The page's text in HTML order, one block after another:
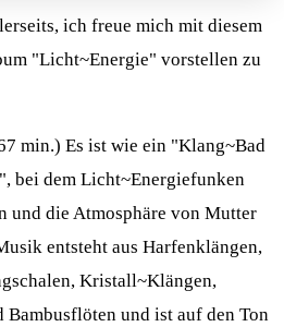
ich freue mich mit diesem
"Licht~Energie" vorstellen zu
min.) Es ist wie ein "Klang~Bad
bei dem Licht~Energiefunken
und die Atmosphäre von Mutter
entsteht aus Harfenklängen,
Kristall~Klängen,
Bambusflöten und ist auf den Ton